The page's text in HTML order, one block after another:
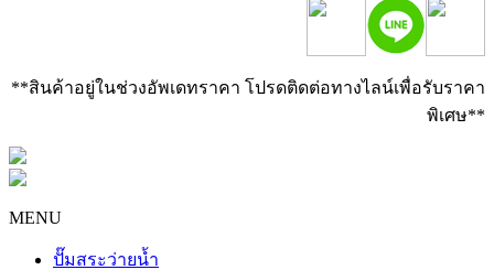
**สินค้าอยู่ในช่วงอัพเดทราคา โปรดติดต่อทางไลน์เพื่อรับราคา
พิเศษ**
MENU
ปั๊มสระว่ายน้ำ